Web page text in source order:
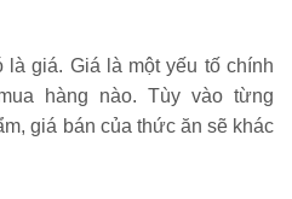
là giá. Giá là một yếu tố chính
hàng nào. Tùy vào từng
giá bán của thức ăn sẽ khác